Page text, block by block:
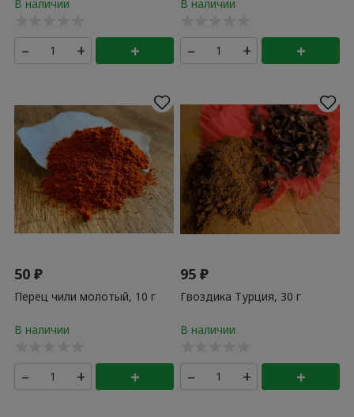
– + + – + +
50₽
Перец чили молотый, 10 г
– + +
95₽
Гвоздика Турция, 30 г
– + +